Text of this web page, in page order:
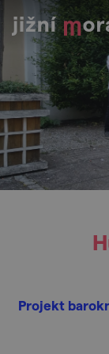
Projekt